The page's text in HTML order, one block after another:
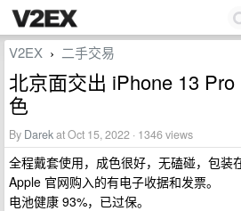
V2EX › 二手交易
北京面交出 iPhone 13
色
By Darekat Oct 15, 2022 · 1346 views
全程戴套使用，成色很好，无磕碰，包装在
Apple 官网购入的有电子收据和发票。
电池健康 93%，已过保。